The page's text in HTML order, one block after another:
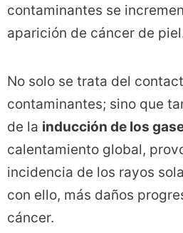
contaminantes se
aparición de cáncer de
No solo se trata del
contaminantes; sino que
de la inducción de los
calentamiento global,
incidencia de los rayos
con ello, más daños
cáncer.